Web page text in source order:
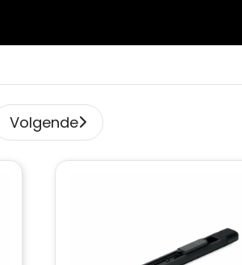
Volgende